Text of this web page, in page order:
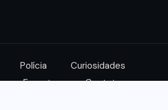
Polícia
Curiosidades
Esportes Contato